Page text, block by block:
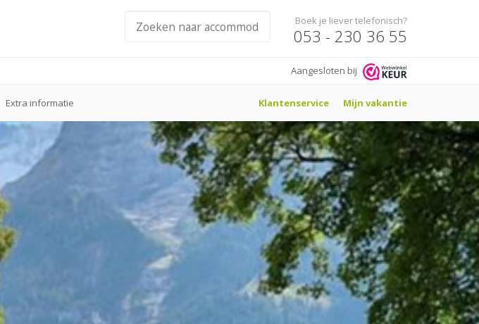
Boek je liever telefonisch?
053 - 230 36 55
Aangesloten bij
Extra informatie Klantenservice Mijn vakantie